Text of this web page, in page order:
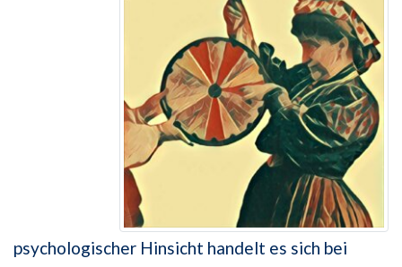
psychologischer Hinsicht handelt es sich bei